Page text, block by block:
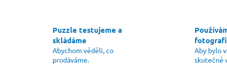
Puzzle testujeme a
skládáme
Abychom věděli, co
prodáváme.
Aby bylo
skutečně